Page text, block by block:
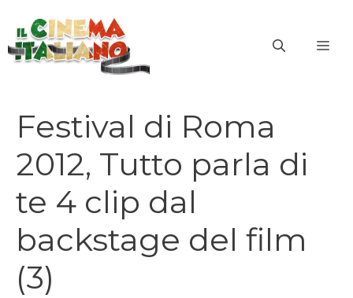
contenuto
Festival di Roma
2012, Tutto parla di
te 4 clip dal
backstage del film
(3)